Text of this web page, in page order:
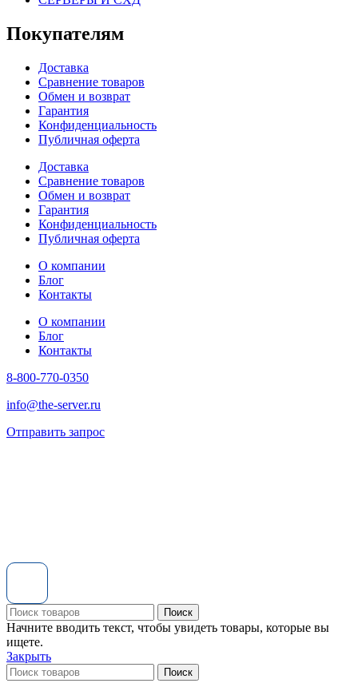
Покупателям
Доставка
Сравнение товаров
Обмен и возврат
Гарантия
Конфиденциальность
Публичная оферта
Доставка
Сравнение товаров
Обмен и возврат
Гарантия
Конфиденциальность
Публичная оферта
О компании
Блог
Контакты
О компании
Блог
Контакты
8-800-770-0350
info@the-server.ru
Отправить запрос
Поиск
Начните вводить текст, чтобы увидеть товары, которые вы
ищете.
Закрыть
Поиск